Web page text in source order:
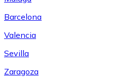
Barcelona
Valencia
Sevilla
Zaragoza